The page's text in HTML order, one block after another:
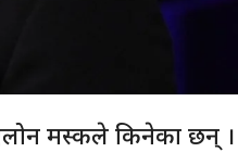
एलोन मस्कले किनेका छन् ।